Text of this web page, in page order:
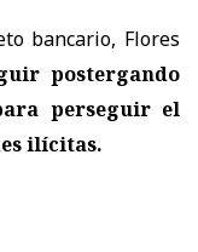
bancario, Flores
postergando
perseguir el
ilícitas.